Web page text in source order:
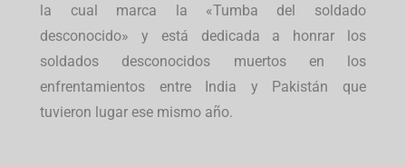
la cual marca la «Tumba del soldado
desconocido» y está dedicada a honrar los
soldados desconocidos muertos en los
enfrentamientos entre India y Pakistán que
tuvieron lugar ese mismo año.